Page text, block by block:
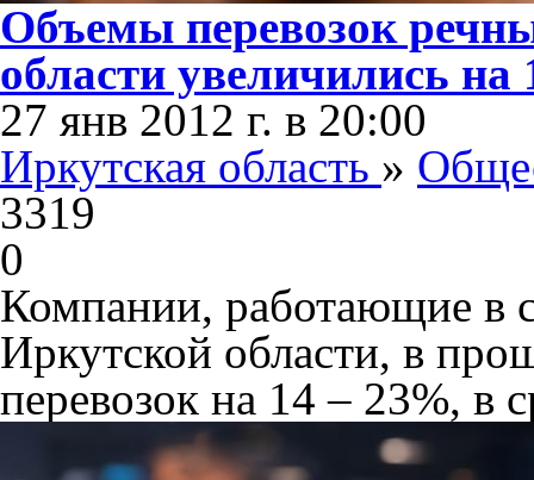
Объемы перевозок
области увеличились на
27 янв 2012 г. в 20:00
Иркутская область »
3319
0
Компании, работающие в
Иркутской области, в
перевозок на 14 – 23%, в